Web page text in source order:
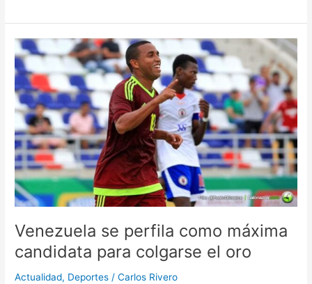
Venezuela se perfila como máxima
candidata para colgarse el oro
Actualidad, Deportes /Carlos Rivero
Venezuela
se
perfila
como
máxima
candidata
para
colgarse
el
oro